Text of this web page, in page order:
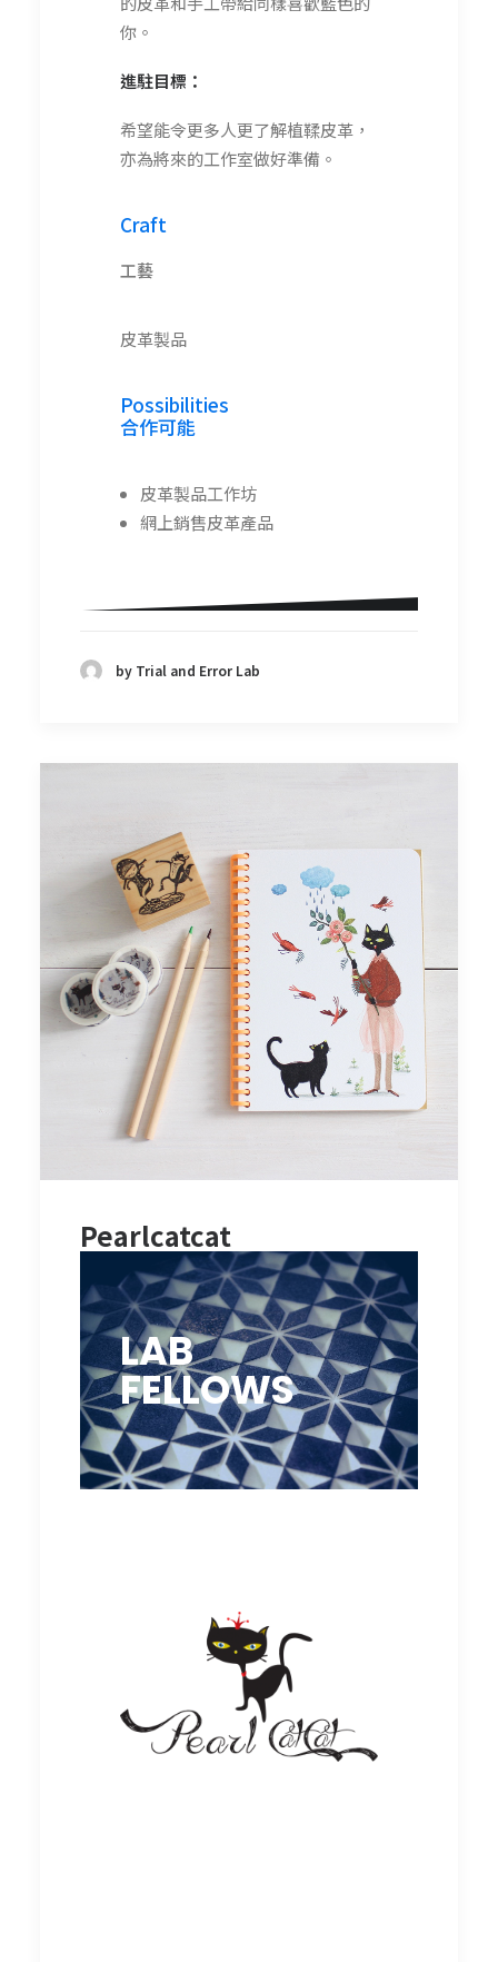
你。
進駐目標：
希望能令更多人更了解植鞣皮革，
亦為將來的工作室做好準備。
Craft
工藝
皮革製品
Possibilities
合作可能
皮革製品工作坊
網上銷售皮革產品
by Trial and Error Lab
Pearlcatcat
LAB
FELLOWS